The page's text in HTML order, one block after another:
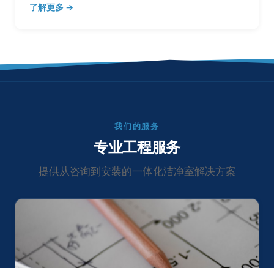
了解更多 →
我们的服务
专业工程服务
提供从咨询到安装的一体化洁净室解决方案